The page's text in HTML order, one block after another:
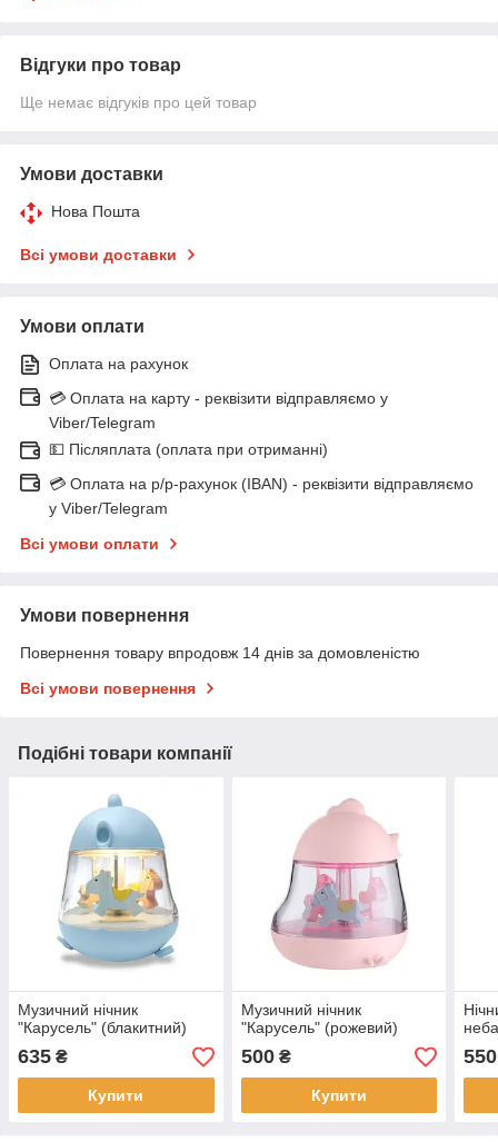
Відгуки про товар
Ще немає відгуків про цей товар
Умови доставки
Нова Пошта
Всі умови доставки
Умови оплати
Оплата на рахунок
💳 Оплата на карту - реквізити відправляємо у
Viber/Telegram
💵 Післяплата (оплата при отриманні)
💳 Оплата на р/р-рахунок (IBAN) - реквізити відправляємо
у Viber/Telegram
Всі умови оплати
Умови повернення
Повернення товару впродовж 14 днів за домовленістю
Всі умови повернення
Подібні товари компанії
Музичний нічник
"Карусель" (блакитний)
635 ₴
Купити
Музичний нічник
"Карусель" (рожевий)
500₴
Купити
550